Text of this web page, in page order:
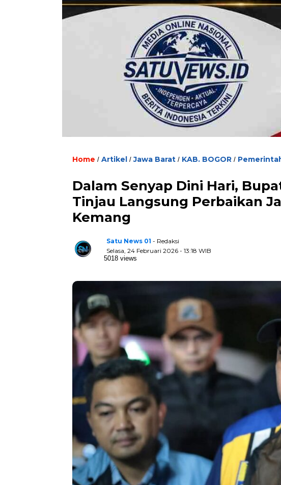
Home / Artikel /Jawa Barat / KAB. BOGOR /
Dalam Senyap Dini Hari,
Tinjau Langsung Perbaikan
Kemang
Satu News 01 - Redaksi
Selasa, 24 Februari 2026 - 13:18 WIB
5018 views